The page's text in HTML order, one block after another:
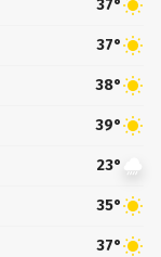
37°
37°
38°
39°
23°
35°
37°